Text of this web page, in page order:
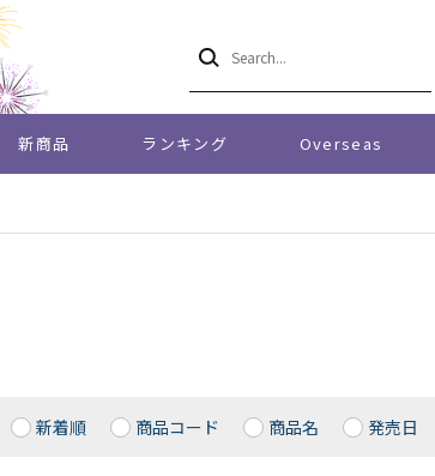
新商品 ランキング Overseas
新着順 商品コード 商品名 発売日